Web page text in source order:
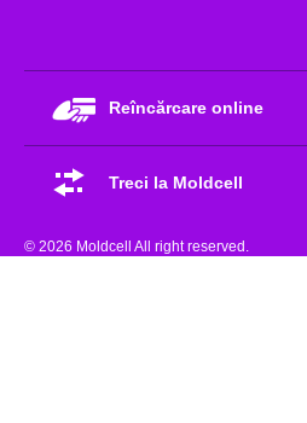
Reîncărcare online
Treci la Moldcell
© 2026 Moldcell All right reserved.